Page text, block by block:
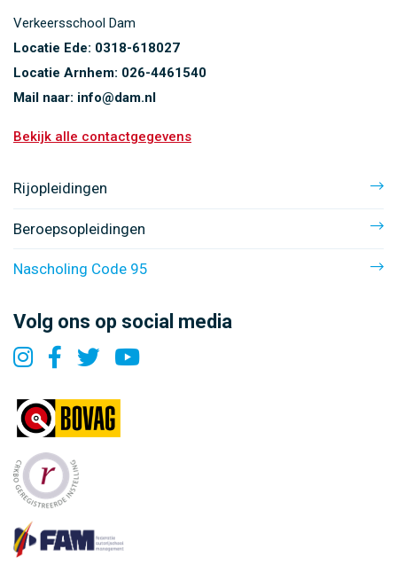
Verkeersschool Dam
Locatie Ede: 0318-618027
Locatie Arnhem: 026-4461540
Mail naar: info@dam.nl
Bekijk alle contactgegevens
Rijopleidingen
Beroepsopleidingen
Nascholing Code 95
Volg ons op social media